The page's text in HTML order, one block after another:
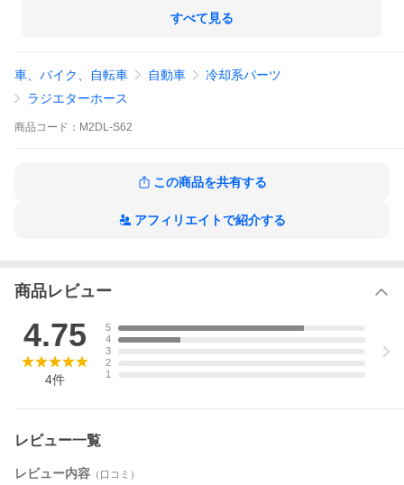
すべて見る
車、バイク、自転車 自動車
冷却系パーツ
ラジエターホース
商品 コード： M2DL-S62
この商品を共有する
アフィリエイトで紹介する
商品レビュー
4.75
4件
5
4
3
2
1
レビュー一覧
レビュー内容 （口コミ）